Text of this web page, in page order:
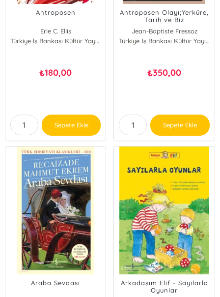
Antroposen
Erle C. Ellis
Türkiye İş Bankası Kültür Yayınları
₺180,00
Sepete Ekle
Antroposen Olayı;Yerküre,
Tarih ve Biz
Jean-Baptiste Fressoz
Christophe Bonneuil
Türkiye İş Bankası Kültür Yayınları
₺350,00
Sepete Ekle
Araba Sevdası
Arkadaşım Elif - Sayılarla
Oyunlar